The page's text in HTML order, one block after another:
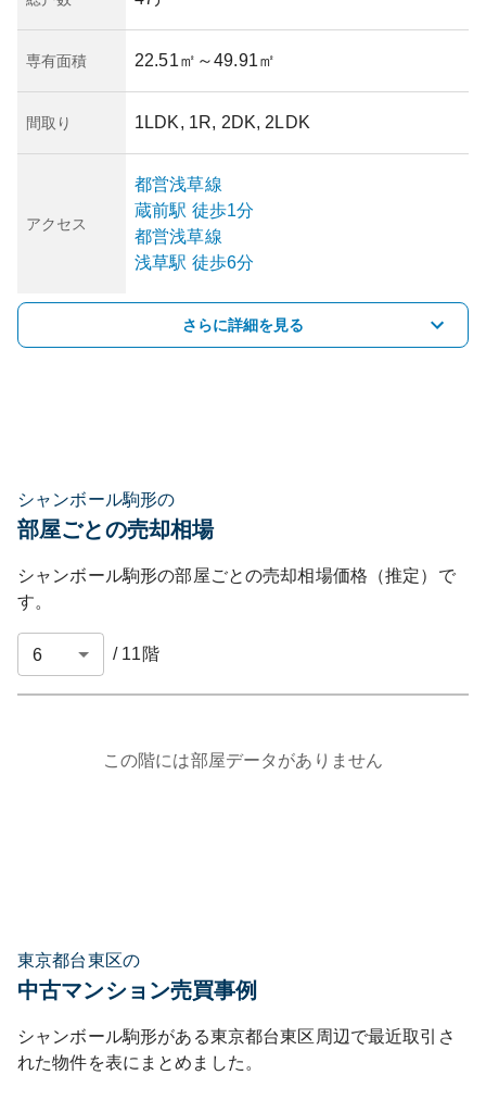
専有面積 22.51㎡ ～49.91㎡
間取り 1LDK, 1R, 2DK, 2LDK
アクセス
都営浅草線
蔵前駅 徒歩1分
都営浅草線
浅草駅 徒歩6分
さらに詳細を見る
シャンボール駒形の
部屋ごとの売却相場
シャンボール駒形の部屋ごとの売却相場価格（推定）で
す。
/ 11 階
この階には部屋データがありません
東京都台東区の
中古マンション売買事例
シャンボール駒形がある東京都台東区 周辺で最近取引さ
れた物件を表にまとめました。